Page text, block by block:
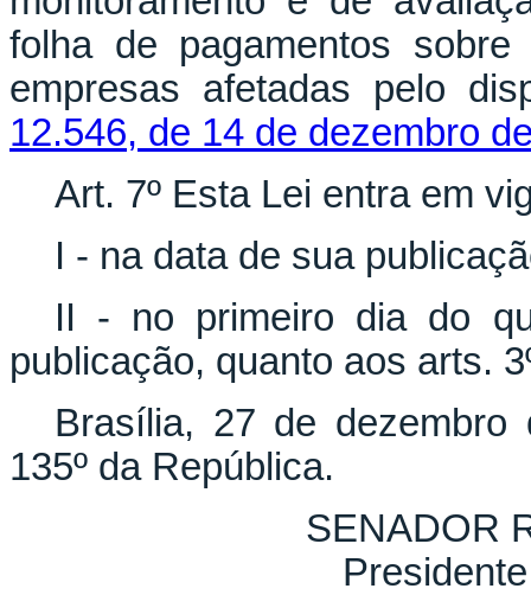
folha de pagamentos
empresas afetadas pelo
12.546, de 14 de dezembro
Art. 7º Esta Lei entra em
I - na data de sua
II - no primeiro dia do
publicação, quanto aos arts.
Brasília, 27 de dezembro
135º da República.
SENADOR